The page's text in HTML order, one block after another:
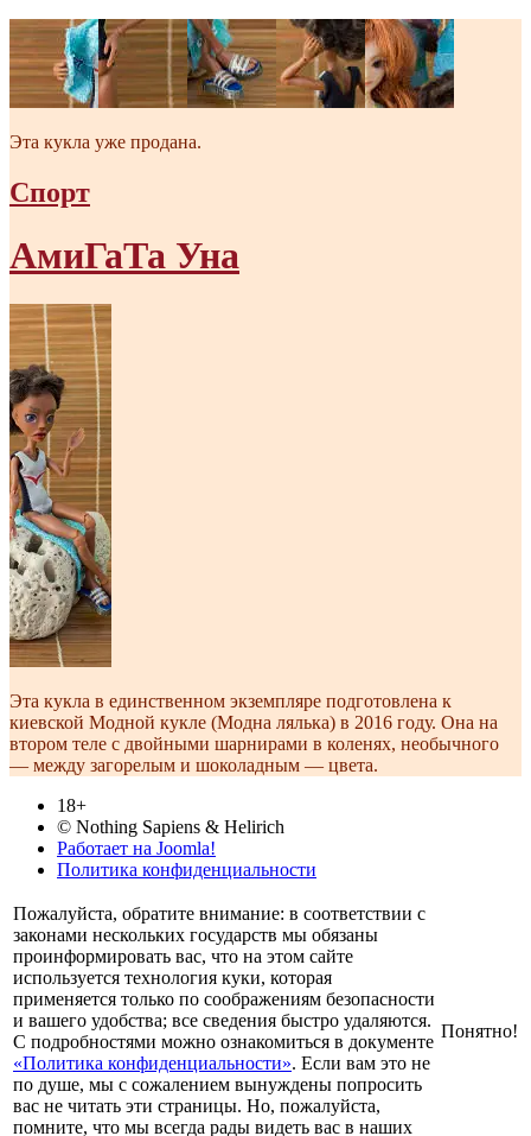
Эта кукла уже продана.
Спорт
АмиГаТа Уна
Эта кукла в единственном экземпляре подготовлена к
киевской Модной кукле (Модна лялька) в 2016 году. Она на
втором теле с двойными шарнирами в коленях, необычного
— между загорелым и шоколадным — цвета.
18+
© Nothing Sapiens & Helirich
Работает на Joomla!
Политика конфиденциальности
Пожалуйста, обратите внимание: в соответствии с
законами нескольких государств мы обязаны
проинформировать вас, что на этом сайте
используется технология куки, которая
применяется только по соображениям безопасности
и вашего удобства; все сведения быстро удаляются.
С подробностями можно ознакомиться в документе
«Политика конфиденциальности». Если вам это не
по душе, мы с сожалением вынуждены попросить
вас не читать эти страницы. Но, пожалуйста,
помните, что мы всегда рады видеть вас в наших
Понятно!